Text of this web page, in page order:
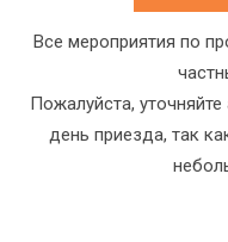
Все мероприятия по
Пожалуйста,
день приезда, так